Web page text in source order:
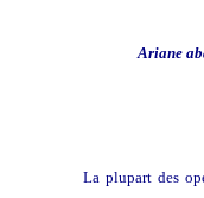
Ariane
La plupart des